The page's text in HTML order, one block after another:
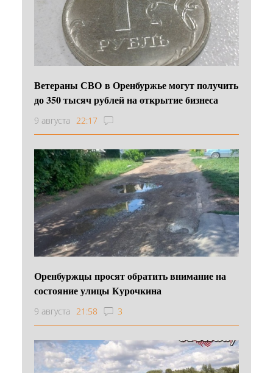
Ветераны СВО в Оренбуржье могут получить
до 350 тысяч рублей на открытие бизнеса
9 августа 22:17
Оренбуржцы просят обратить внимание на
состояние улицы Курочкина
9 августа 21:58 3